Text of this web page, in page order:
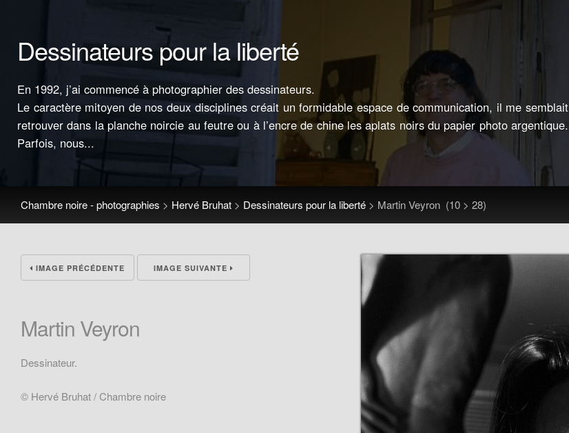
Dessinateurs pour la liberté
En 1992, j’ai commencé à photographier des dessinateurs.
Le caractère mitoyen de nos deux disciplines créait un formidable espace de communication, il me semblait
retrouver dans la planche noircie au feutre ou à l’encre de chine les aplats noirs du papier photo argentique.
Parfois, nous...
Chambre noire - photographies > Hervé Bruhat > Dessinateurs pour la liberté > Martin Veyron (10 > 28)
IMAGE PRÉCÉDENTE IMAGE SUIVANTE
Martin Veyron
Dessinateur.
© Hervé Bruhat / Chambre noire